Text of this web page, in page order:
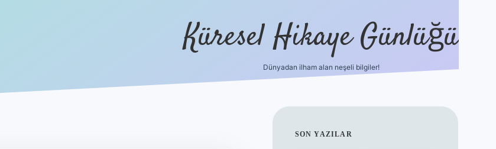
Küresel Hikaye Günlüğü
Dünyadan ilham alan neşeli bilgiler!
SIDEBAR
SON YAZILAR
betexper